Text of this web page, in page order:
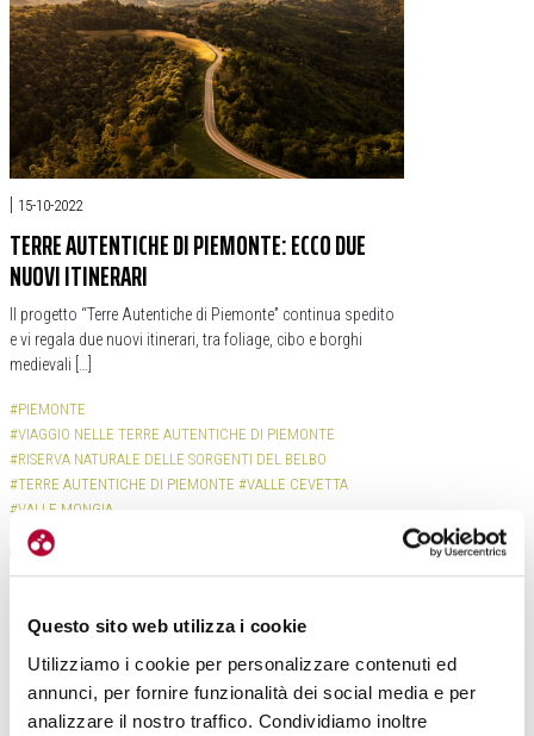
Questo sito web utilizza i cookie
Utilizziamo i cookie per personalizzare contenuti ed
annunci, per fornire funzionalità dei social media e per
analizzare il nostro traffico. Condividiamo inoltre
| 15-10-2022
TERRE AUTENTICHE DI PIEMONTE: ECCO DUE
NUOVI ITINERARI
Il progetto “Terre Autentiche di Piemonte” continua spedito
e vi regala due nuovi itinerari, tra foliage, cibo e borghi
medievali […]
#PIEMONTE
#VIAGGIO NELLE TERRE AUTENTICHE DI PIEMONTE
#RISERVA NATURALE DELLE SORGENTI DEL BELBO
#TERRE AUTENTICHE DI PIEMONTE #VALLE CEVETTA
#VALLE MONGIA